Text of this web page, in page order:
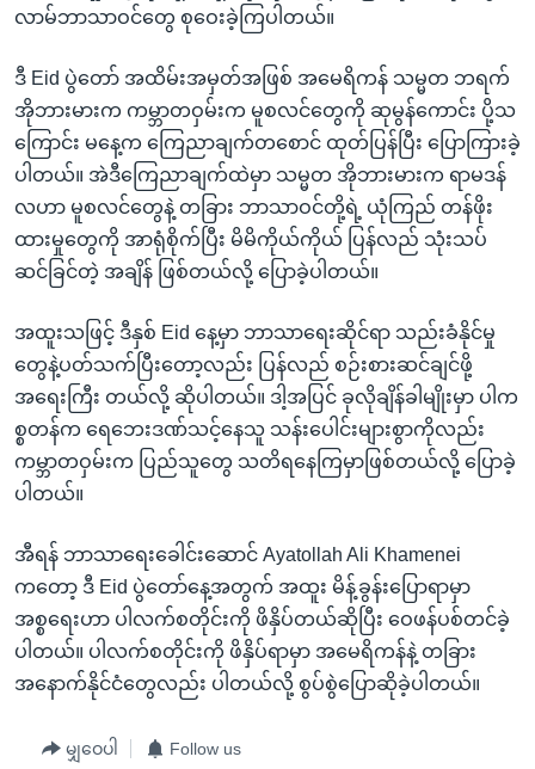
ရန်
ရှာဖွေ
နေရာ
ဘာသာစကားများ
လာမ်ဘာသာဝင်တွေ စုဝေးခဲ့ကြပါတယ်။
ဒီ Eid ပွဲတော် အထိမ်းအမှတ်အဖြစ် အမေရိကန် သမ္မတ ဘရက်
အိုဘားမားက ကမ္ဘာတဝှမ်းက မူစလင်တွေကို ဆုမွန်ကောင်း ပို့သ
ကြောင်း မနေ့က ကြေညာချက်တစောင် ထုတ်ပြန်ပြီး ပြောကြားခဲ့
ပါတယ်။ အဲဒီကြေညာချက်ထဲမှာ သမ္မတ အိုဘားမားက ရာမဒန်
လဟာ မူစလင်တွေနဲ့ တခြား ဘာသာဝင်တို့ရဲ့ ယုံကြည် တန်ဖိုး
ထားမှုတွေကို အာရုံစိုက်ပြီး မိမိကိုယ်ကိုယ် ပြန်လည် သုံးသပ်
ဆင်ခြင်တဲ့ အချိန် ဖြစ်တယ်လို့ ပြောခဲ့ပါတယ်။
အထူးသဖြင့် ဒီနှစ် Eid နေ့မှာ ဘာသာရေးဆိုင်ရာ သည်းခံနိုင်မှု
တွေနဲ့ပတ်သက်ပြီးတော့လည်း ပြန်လည် စဉ်းစားဆင်ချင်ဖို့
အရေးကြီး တယ်လို့ ဆိုပါတယ်။ ဒါ့အပြင် ခုလိုချိန်ခါမျိုးမှာ ပါက
စ္စတန်က ရေဘေးဒဏ်သင့်နေသူ သန်းပေါင်းများစွာကိုလည်း
ကမ္ဘာတဝှမ်းက ပြည်သူတွေ သတိရနေကြမှာဖြစ်တယ်လို့ ပြောခဲ့
ပါတယ်။
အီရန် ဘာသာရေးခေါင်းဆောင် Ayatollah Ali Khamenei
ကတော့ ဒီ Eid ပွဲတော်နေ့အတွက် အထူး မိန့်ခွန်းပြောရာမှာ
အစ္စရေးဟာ ပါလက်စတိုင်းကို ဖိနှိပ်တယ်ဆိုပြီး ဝေဖန်ပစ်တင်ခဲ့
ပါတယ်။ ပါလက်စတိုင်းကို ဖိနှိပ်ရာမှာ အမေရိကန်နဲ့ တခြား
အနောက်နိုင်ငံတွေလည်း ပါတယ်လို့ စွပ်စွဲပြောဆိုခဲ့ပါတယ်။
မျှဝေပါ Follow us